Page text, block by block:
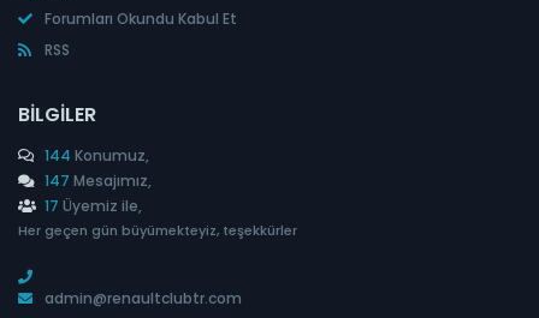
Forumları Okundu Kabul Et
RSS
BILGILER
144 Konumuz,
147 Mesajımız,
17 Üyemiz ile,
Her geçen gün büyümekteyiz, teşekkürler
admin@renaultclubtr.com